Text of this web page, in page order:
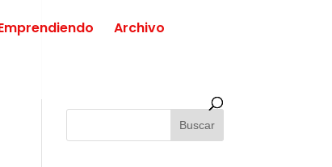
Archivo